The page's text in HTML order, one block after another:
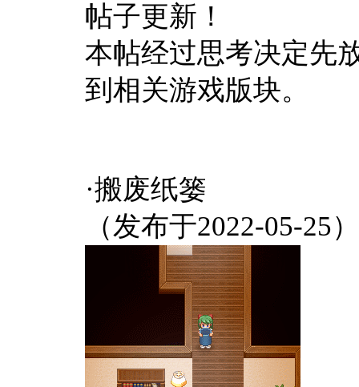
帖子更新！
本帖经过思考决定先
到相关游戏版块。
·搬废纸篓
（发布于2022-05-25）